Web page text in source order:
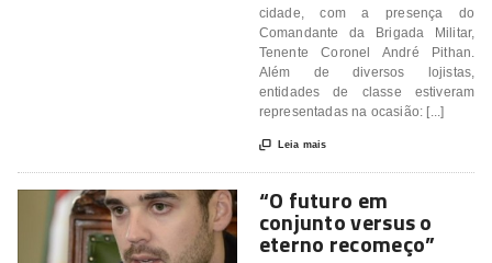
cidade, com a presença do
Comandante da Brigada Militar,
Tenente Coronel André Pithan.
Além de diversos lojistas,
entidades de classe estiveram
representadas na ocasião: [...]
 Leia mais
“O futuro em
conjunto versus o
eterno recomeço”